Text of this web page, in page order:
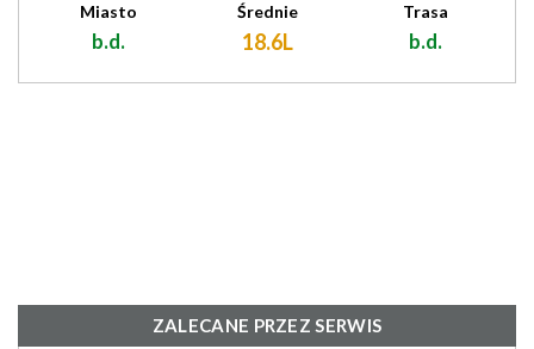
Miasto
b.d.
Średnie
18.6L
Trasa
b.d.
ZALECANE PRZEZ SERWIS